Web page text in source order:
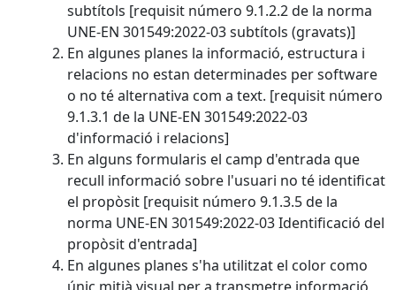
subtítols [requisit número 9.1.2.2 de la norma
UNE-EN 301549:2022-03 subtítols (gravats)]
En algunes planes la informació, estructura i
relacions no estan determinades per software
o no té alternativa com a text. [requisit número
9.1.3.1 de la UNE-EN 301549:2022-03
d'informació i relacions]
En alguns formularis el camp d'entrada que
recull informació sobre l'usuari no té identificat
el propòsit [requisit número 9.1.3.5 de la
norma UNE-EN 301549:2022-03 Identificació del
propòsit d'entrada]
En algunes planes s'ha utilitzat el color como